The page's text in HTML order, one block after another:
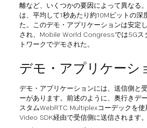
離など、いくつかの要因によって異なる
は、平均して1秒あたり約10Mビットの深
た。このデモ・アプリケーションは安定
され、Mobile World Congressでは5Gス
トワークでデモされた。
デモ・アプリケーシ
デモ・アプリケーションには、送信側と
ーがあります。前述のように、奥行きデ
スタムWebRTC Multiplexコーデックを
Video SDK経由で受信側に送信されます。